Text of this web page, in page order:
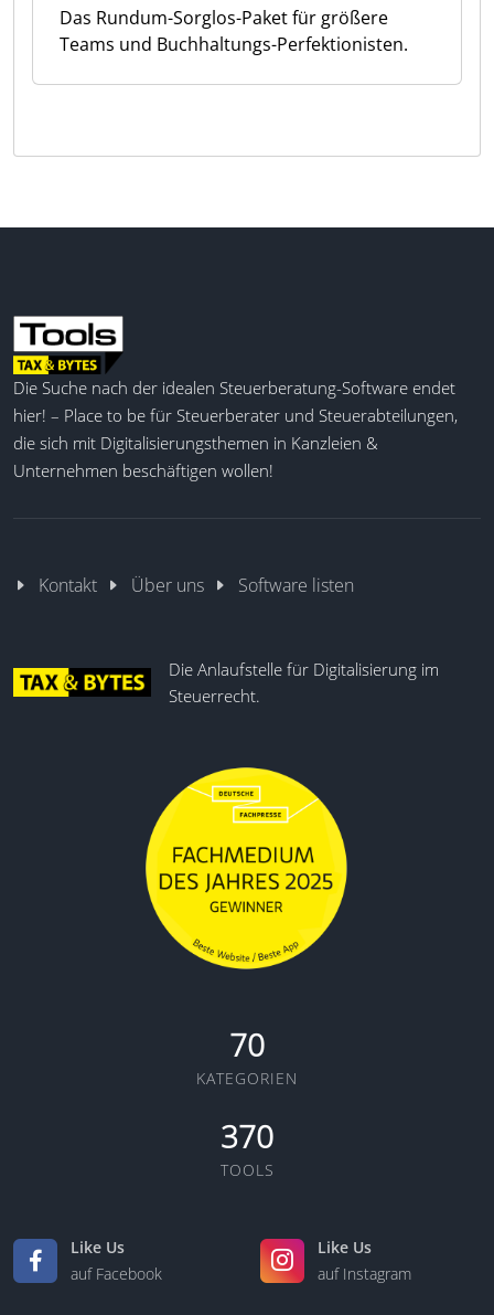
Das Rundum-Sorglos-Paket für größere
Teams und Buchhaltungs-Perfektionisten.
Die Suche nach der idealen Steuerberatung-Software endet
hier! – Place to be für Steuerberater und Steuerabteilungen,
die sich mit Digitalisierungsthemen in Kanzleien &
Unternehmen beschäftigen wollen!
Kontakt Über uns Software listen
Die Anlaufstelle für Digitalisierung im
Steuerrecht.
70
KATEGORIEN
370
TOOLS
Like Us
auf Facebook
Like Us
auf Instagram